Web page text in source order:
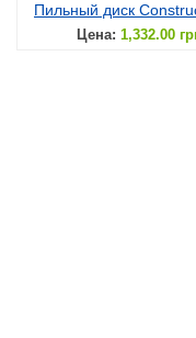
Пильный диск
Цена: 1,332.00